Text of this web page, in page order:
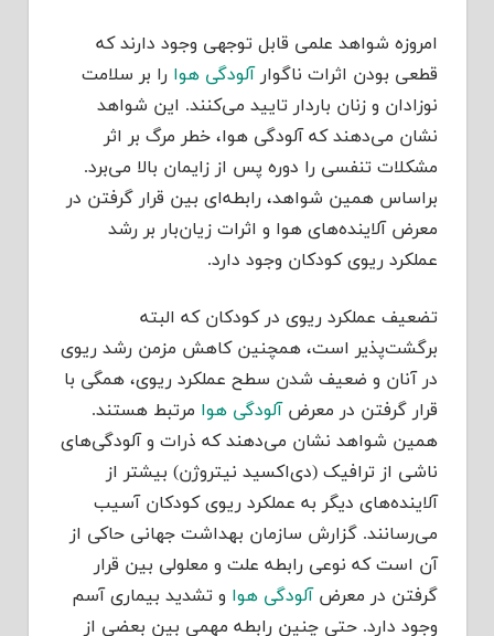
امروزه شواهد علمی قابل توجهی وجود دارند که
قطعی بودن اثرات ناگوار آلودگی هوا را بر سلامت
نوزادان و زنان باردار تایید می‌کنند. این شواهد
نشان می‌دهند که آلودگی هوا، خطر مرگ بر اثر
مشکلات تنفسی را دوره پس از زایمان بالا می‌برد.
براساس همین شواهد، رابطه‌ای بین قرار گرفتن در
معرض آلاینده‌های هوا و اثرات زیان‌بار بر رشد
عملکرد ریوی کودکان وجود دارد.
تضعیف عملکرد ریوی در کودکان که البته
برگشت‌پذیر است، همچنین کاهش مزمن رشد ریوی
در آنان و ضعیف شدن سطح عملکرد ریوی، همگی با
قرار گرفتن در معرض آلودگی هوا مرتبط هستند.
همین شواهد نشان می‌دهند که ذرات و آلودگی‌های
ناشی از ترافیک (دی‌اکسید نیتروژن) بیشتر از
آلاینده‌های دیگر به عملکرد ریوی کودکان آسیب
می‌رسانند. گزارش سازمان بهداشت جهانی حاکی از
آن است که نوعی رابطه علت و معلولی بین قرار
گرفتن در معرض آلودگی هوا و تشدید بیماری آسم
وجود دارد. حتی چنین رابطه مهمی بین بعضی از